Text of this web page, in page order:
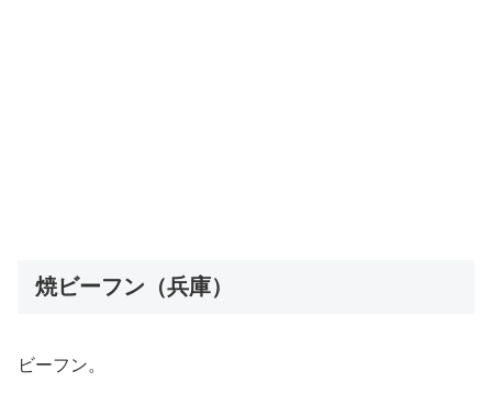
焼ビーフン（兵庫）
ビーフン。